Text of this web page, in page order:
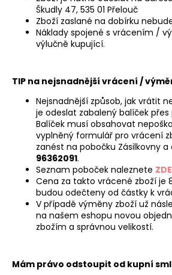
Škudly 47, 535 01 Přelouč
Zboží zaslané na dobírku
Náklady spojené s vrácením /
výlučně kupující.
TIP na nejsnadnější vrácení /
Nejsnadnější způsob, jak vrátit
je odeslat zabalený balíček přes
Balíček musí obsahovat
vyplněný formulář pro vrácení
zanést na pobočku Zásilkovny a
96362091.
Seznam poboček naleznete ZDE
Cena za takto vrácené zboží je
budou odečteny od částky k
V případě výměny zboží už
na našem eshopu novou
zbožím a správnou velikostí.
Mám právo odstoupit od kupní
o
r
CONDOR
HÁČKOVANÉ
BÍLÉ